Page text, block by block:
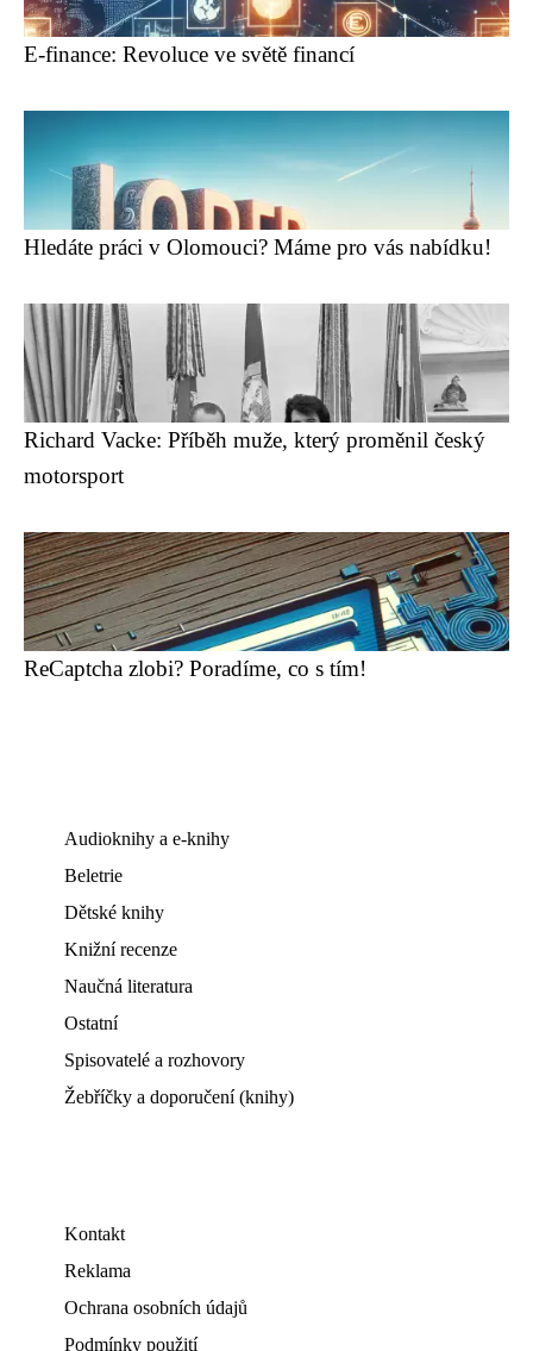
E-finance: Revoluce ve světě financí
Hledáte práci v Olomouci? Máme pro vás nabídku!
Richard Vacke: Příběh muže, který proměnil český
motorsport
ReCaptcha zlobi? Poradíme, co s tím!
Audioknihy a e-knihy
Beletrie
Dětské knihy
Knižní recenze
Naučná literatura
Ostatní
Spisovatelé a rozhovory
Žebříčky a doporučení (knihy)
Kontakt
Reklama
Ochrana osobních údajů
Podmínky použití